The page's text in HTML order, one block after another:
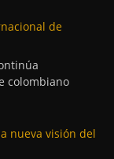
de
colombiano
nueva visión del